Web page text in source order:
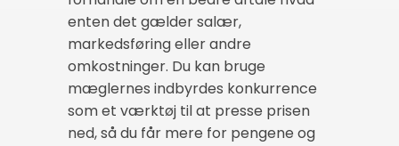
enten det gælder salær,
markedsføring eller andre
omkostninger. Du kan bruge
mæglernes indbyrdes konkurrence
som et værktøj til at presse prisen
ned, så du får mere for pengene og